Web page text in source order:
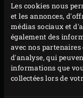
Les cookies nous
et les annonces,
médias sociaux et
également des
avec nos
d'analyse, qui
informations que
collectées lors de
Faites
sur la grille.
revenir
glacées.
Incorporez les
paprika en